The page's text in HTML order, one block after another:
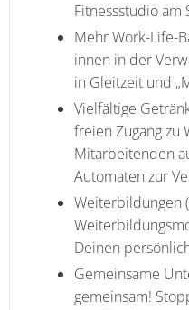
Fitnessstudio am
Mehr Work-Life-
innen in der
in Gleitzeit und
Vielfältige
freien Zugang zu
Mitarbeitenden
Automaten zur
Weiterbildungen
Deinen
Gemeinsame
gemeinsam!